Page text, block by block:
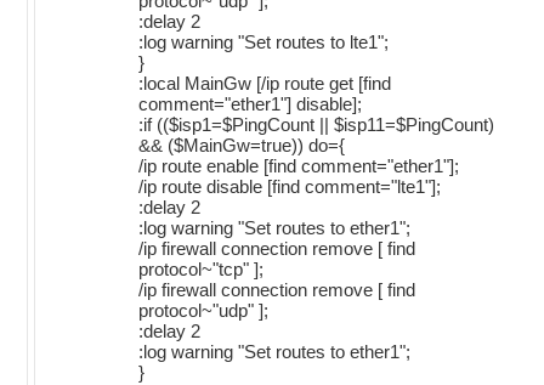
:delay 2
:log warning "Set routes to lte1";
}
:local MainGw [/ip route get [find
comment="ether1"] disable];
:if (($isp1=$PingCount || $isp11=$PingCount)
&& ($MainGw=true)) do={
/ip route enable [find comment="ether1"];
/ip route disable [find comment="lte1"];
:delay 2
:log warning "Set routes to ether1";
/ip firewall connection remove [ find
protocol~"tcp" ];
/ip firewall connection remove [ find
protocol~"udp" ];
:delay 2
:log warning "Set routes to ether1";
}